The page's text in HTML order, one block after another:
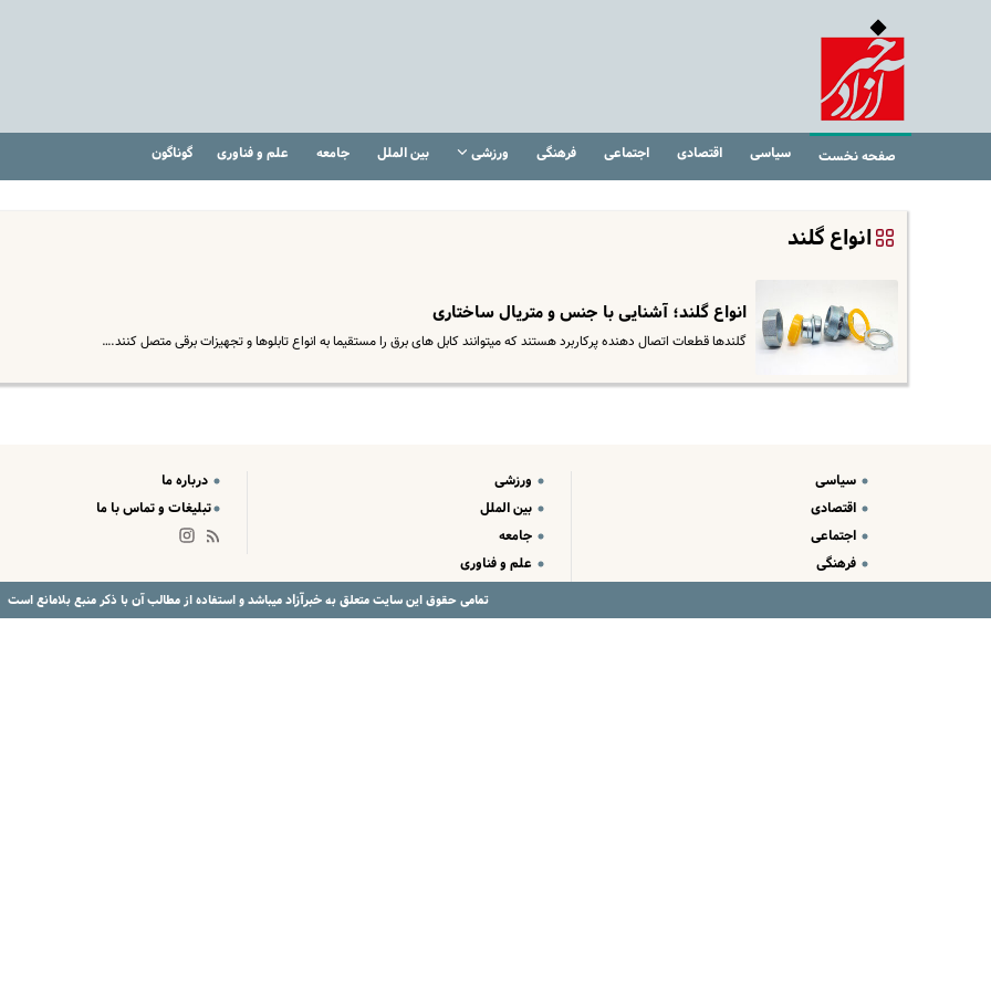
صفحه نخست سیاسی اقتصادی اجتماعی فرهنگی ورزشی بین الملل جامعه علم و فناوری گوناگون
انواع گلند
انواع گلند؛ آشنایی با جنس و متریال ساختاری
گلندها قطعات اتصال دهنده پرکاربرد هستند که میتوانند کابل های برق را مستقیما به انواع تابلوها و تجهیزات برقی متصل کنند.…
سیاسی
اقتصادی
اجتماعی
فرهنگی
ورزشی
بین الملل
جامعه
علم و فناوری
درباره ما
تبلیغات و تماس با ما
تمامی حقوق این سایت متعلق بهخبرآزادمیباشد و استفاده از مطالب آن با ذکر منبع بلامانع است